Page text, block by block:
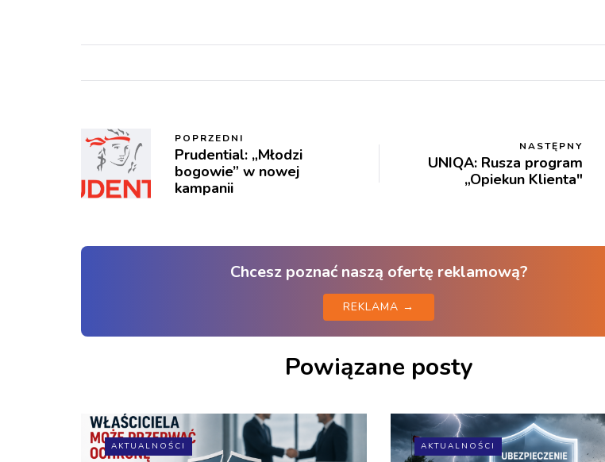
POPRZEDNI
Prudential: „Młodzi
bogowie” w nowej
kampanii
NASTĘPNY
UNIQA: Rusza program
„Opiekun Klienta"
Chcesz poznać naszą ofertę reklamową?
REKLAMA →
Powiązane posty
AKTUALNOŚCI AKTUALNOŚCI